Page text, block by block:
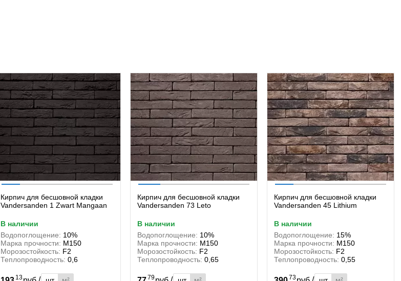
Кирпич для бесшовной кладки
Vandersanden 1 Zwart Mangaan
в наличии
Водопоглощение: 10%
Марка прочности: М150
Морозостойкость: F2
Теплопроводность: 0,6
13
Кирпич для бесшовной кладки
Vandersanden 73 Leto
в наличии
Водопоглощение: 10%
Марка прочности: М150
Морозостойкость: F2
Теплопроводность: 0,65
79
Кирпич для бесшовной кладки
Vandersanden 45 Lithium
в наличии
Водопоглощение: 15%
Марка прочности: М150
Морозостойкость: F2
Теплопроводность: 0,55
73